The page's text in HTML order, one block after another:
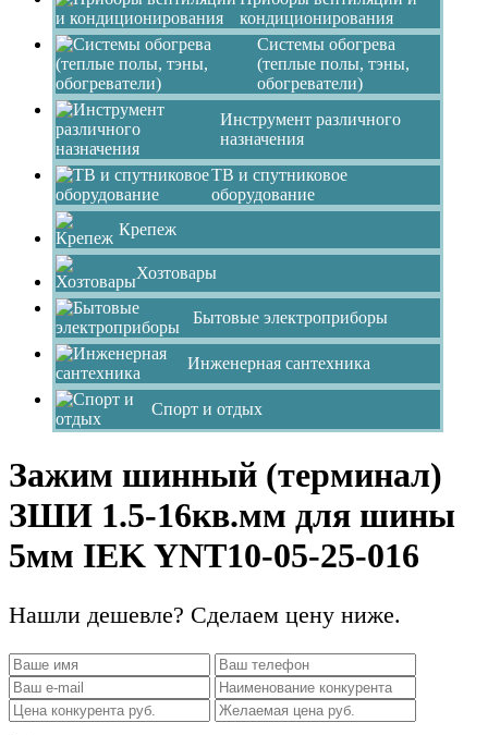
кондиционирования
Системы обогрева
(теплые полы, тэны,
обогреватели)
Инструмент различного
назначения
ТВ и спутниковое
оборудование
Крепеж
Хозтовары
Бытовые электроприборы
Инженерная сантехника
Спорт и отдых
Зажим шинный (терминал)
ЗШИ 1.5-16кв.мм для шины
5мм IEK YNT10-05-25-016
Нашли дешевле? Сделаем цену ниже.